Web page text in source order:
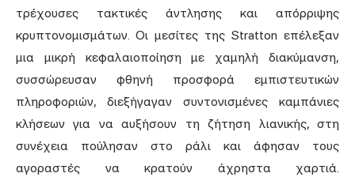
τρέχουσες τακτικές άντλησης και απόρριψης
κρυπτονομισμάτων. Οι μεσίτες της Stratton επέλεξαν
μια μικρή κεφαλαιοποίηση με χαμηλή διακύμανση,
συσσώρευσαν φθηνή προσφορά εμπιστευτικών
πληροφοριών, διεξήγαγαν συντονισμένες καμπάνιες
κλήσεων για να αυξήσουν τη ζήτηση λιανικής, στη
συνέχεια πούλησαν στο ράλι και άφησαν τους
αγοραστές να κρατούν άχρηστα χαρτιά.